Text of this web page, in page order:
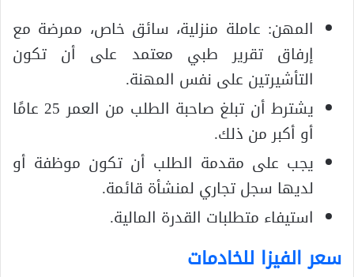
المهن: عاملة منزلية، سائق خاص، ممرضة مع
إرفاق تقرير طبي معتمد على أن تكون
التأشيرتين على نفس المهنة.
يشترط أن تبلغ صاحبة الطلب من العمر 25 عامًا
أو أكبر من ذلك.
يجب على مقدمة الطلب أن تكون موظفة أو
لديها سجل تجاري لمنشأة قائمة.
استيفاء متطلبات القدرة المالية.
سعر الفيزا للخادمات